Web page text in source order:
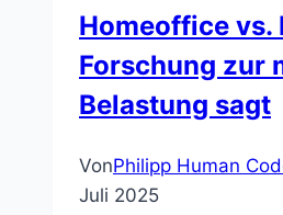
Homeoffice vs.
Forschung zur
Belastung sagt
VonPhilipp Human
Juli 2025